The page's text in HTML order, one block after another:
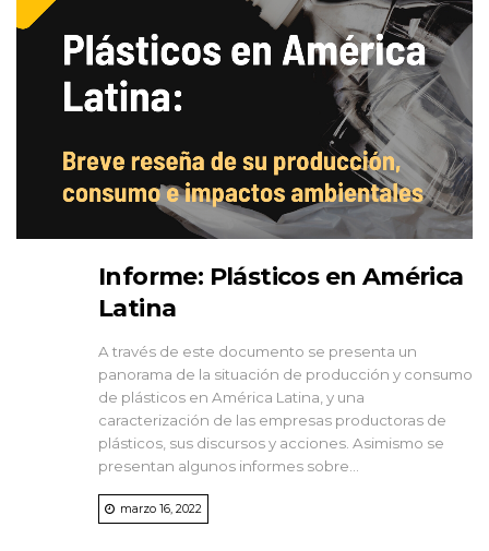
Informe: Plásticos en América
Latina
A través de este documento se presenta un
panorama de la situación de producción y consumo
de plásticos en América Latina, y una
caracterización de las empresas productoras de
plásticos, sus discursos y acciones. Asimismo se
presentan algunos informes sobre...
marzo 16, 2022